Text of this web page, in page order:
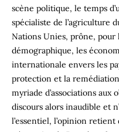
scène politique, le temps
spécialiste de l’agriculture
Nations Unies, prône, pour
démographique, les
internationale envers les
protection et la
myriade d’associations aux
discours alors inaudible et
l’essentiel, l’opinion retient